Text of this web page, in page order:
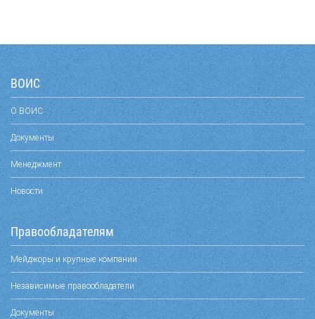
ВОИС
О ВОИС
Документы
Менеджмент
Новости
Правообладателям
Мейджоры и крупные компании
Независимые правообладатели
Документы